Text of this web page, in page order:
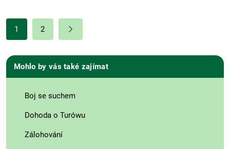
1 2
Mohlo by vás také zajímat
Boj se suchem
Dohoda o Turówu
Zálohování